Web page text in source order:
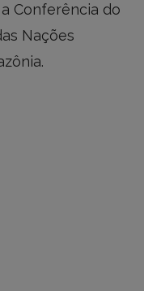
Conferência do
Nações